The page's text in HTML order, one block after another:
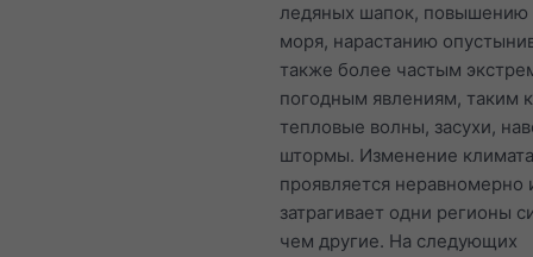
ледяных шапок, повышению
моря, нарастанию
также более частым
погодным явлениям, таким
тепловые волны, засухи,
штормы. Изменение климата
проявляется неравномерно
затрагивает одни регионы
чем другие. На следующих